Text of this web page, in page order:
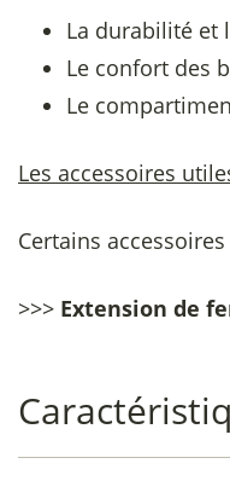
La durabilité et
Le confort des
Le
Les accessoires
Certains
>>> Extension de